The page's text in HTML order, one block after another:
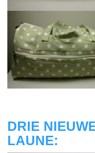
DRIE
LAUNE: